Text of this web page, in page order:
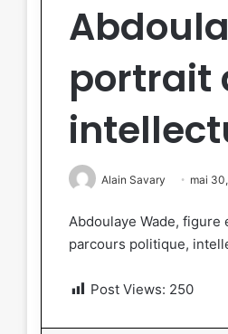
portrait
Alain Savary mai
Abdoulaye Wade, figure
parcours politique,
Post Views: 250